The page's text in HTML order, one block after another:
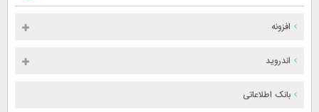
افزونه
اندروید
بانک اطلاعاتی